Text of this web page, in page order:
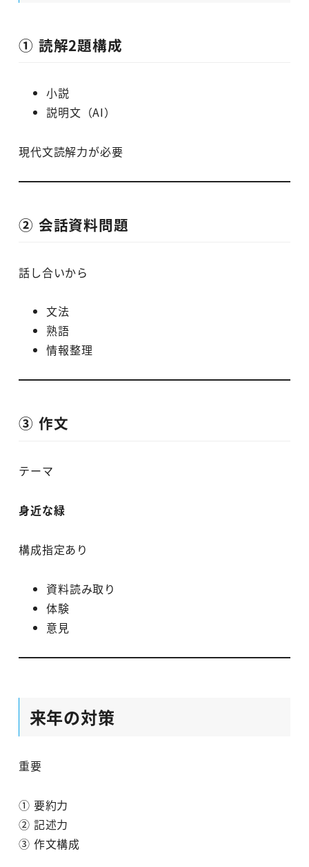
① 読解2題構成
小説
説明文（AI）
現代文読解力が必要
② 会話資料問題
話し合いから
文法
熟語
情報整理
③ 作文
テーマ
身近な緑
構成指定あり
資料読み取り
体験
意見
来年の対策
重要
① 要約力
② 記述力
③ 作文構成